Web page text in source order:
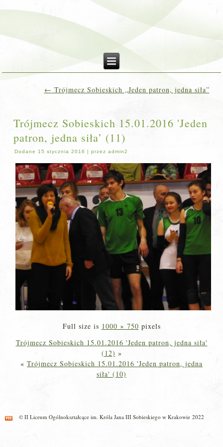
← Trójmecz Sobieskich „Jeden patron, jedna siła”
Trójmecz Sobieskich 15.01.2016 'Jeden
patron, jedna siła’ (11)
Dodane 15 stycznia 2016 |przez admin2
Full size is 1000 × 750 pixels
Trójmecz Sobieskich 15.01.2016 'Jeden patron, jedna siła'
(12) »
« Trójmecz Sobieskich 15.01.2016 'Jeden patron, jedna
siła' (10)
© II Liceum Ogólnokształcące im. Króla Jana III Sobieskiego w Krakowie 2022